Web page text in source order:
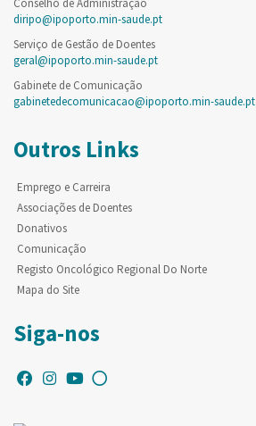
Conselho de Administração
diripo@ipoporto.min-saude.pt
Serviço de Gestão de Doentes
geral@ipoporto.min-saude.pt
Gabinete de Comunicação
gabinetedecomunicacao@ipoporto.min-saude.pt
Outros Links
Emprego e Carreira
Associações de Doentes
Donativos
Comunicação
Registo Oncológico Regional Do Norte
Mapa do Site
Siga-nos